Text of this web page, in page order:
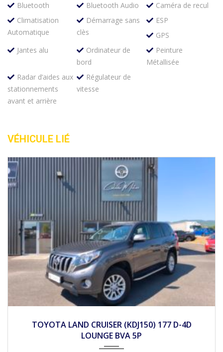
Bluetooth Bluetooth Audio
Caméra de recul
Climatisation
Automatique
Démarrage sans
clès
ESP
GPS
Jantes alu
Ordinateur de
bord
Peinture
Métallisée
Radar d’aides aux
stationnements
avant et arrière
Régulateur de
vitesse
VÉHICULE LIÉ
TOYOTA YARIS IV 116h DYNAMIC BUSINESS 5P